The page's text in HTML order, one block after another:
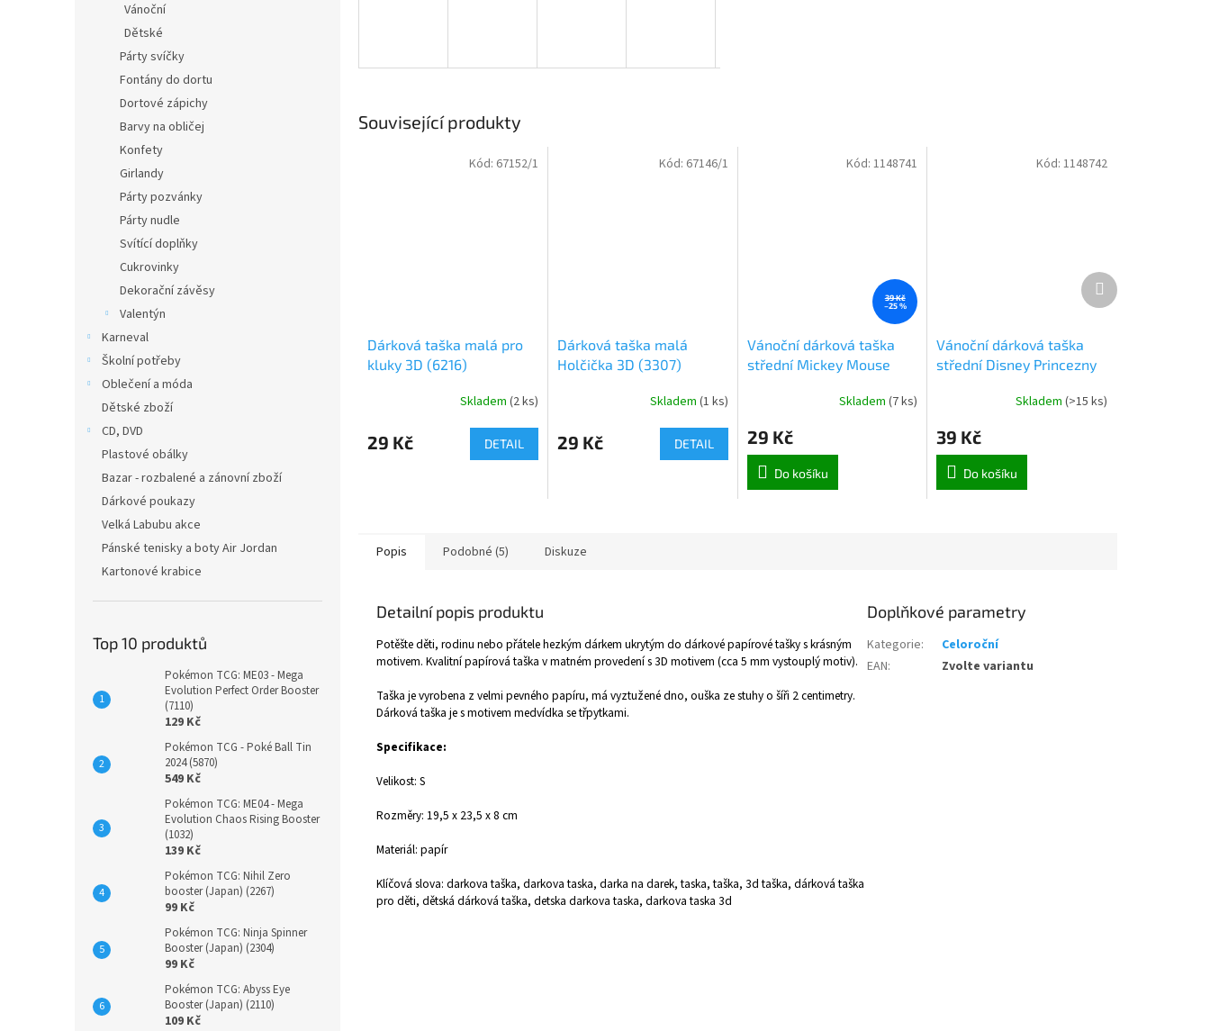
Vánoční
Dětské
Párty svíčky
Fontány do dortu
Dortové zápichy
Barvy na obličej
Konfety
Girlandy
Párty pozvánky
Párty nudle
Svítící doplňky
Cukrovinky
Dekorační závěsy
Valentýn
Karneval
Školní potřeby
Oblečení a móda
Dětské zboží
CD, DVD
Plastové obálky
Bazar - rozbalené a zánovní zboží
Dárkové poukazy
Velká Labubu akce
Pánské tenisky a boty Air Jordan
Kartonové krabice
Top 10 produktů
Pokémon TCG: ME03 - Mega
Evolution Perfect Order Booster
(7110)
129 Kč
Pokémon TCG - Poké Ball Tin
2024 (5870)
549 Kč
Pokémon TCG: ME04 - Mega
Evolution Chaos Rising Booster
(1032)
139 Kč
Pokémon TCG: Nihil Zero
booster (Japan) (2267)
99 Kč
Pokémon TCG: Ninja Spinner
Booster (Japan) (2304)
99 Kč
Pokémon TCG: Abyss Eye
Booster (Japan) (2110)
109 Kč
Související produkty
Dárková taška malá pro
kluky 3D (6216)
Skladem (2 ks)
29 Kč DETAIL
Kód: 67152/1
Dárková taška malá
Holčička 3D (3307)
Skladem (1 ks)
29 Kč DETAIL
Kód: 67146/1
39 Kč
–25 %
Vánoční dárková taška
střední Mickey Mouse
Skladem(7 ks)
29 Kč
Do košíku
Kód:1148741
Vánoční dárková taška
střední Disney Princezny
Skladem (>15 ks)
39 Kč
Do košíku
Kód: 1148742
Další
produkt
Popis Podobné (5) Diskuze
Detailní popis produktu
Potěšte děti, rodinu nebo přátele hezkým dárkem ukrytým do dárkové papírové tašky s krásným
motivem. Kvalitní papírová taška v matném provedení s 3D motivem (cca 5 mm vystouplý motiv).
Taška je vyrobena z velmi pevného papíru, má vyztužené dno, ouška ze stuhy o šíři 2 centimetry.
Dárková taška je s motivem medvídka se třpytkami.
Specifikace:
Velikost: S
Rozměry: 19,5 x 23,5 x 8 cm
Materiál: papír
Klíčová slova: darkova taška, darkova taska, darka na darek, taska, taška, 3d taška, dárková taška
pro děti, dětská dárková taška, detska darkova taska, darkova taska 3d
Doplňkové parametry
Kategorie:
Celoroční
EAN: Zvolte variantu